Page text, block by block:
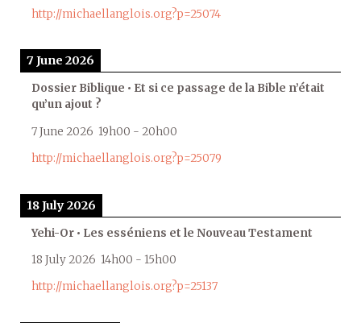
http://michaellanglois.org?p=25074
7 June 2026
Dossier Biblique • Et si ce passage de la Bible n’était
qu’un ajout ?
7 June 2026 19h00 - 20h00
http://michaellanglois.org?p=25079
18 July 2026
Yehi-Or • Les esséniens et le Nouveau Testament
18 July 2026 14h00 - 15h00
http://michaellanglois.org?p=25137